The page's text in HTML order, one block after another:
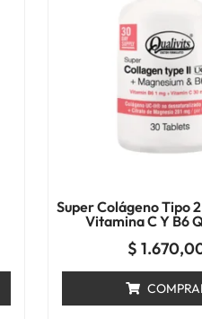
Super Colágeno Tipo
Vitamina C Y B6
$